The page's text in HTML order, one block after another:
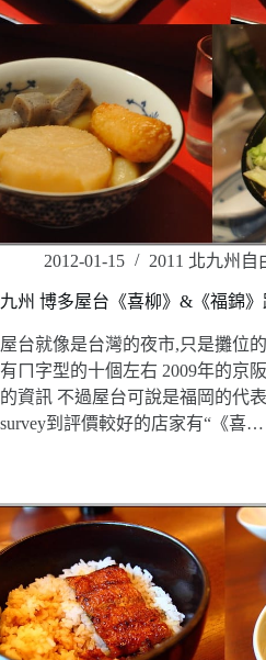
2012-01-15 2011 北九州自
九州 博多屋台《喜柳》&《福錦》
屋台就像是台灣的夜市,只是攤位
有ㄇ字型的十個左右 2009年的京
的資訊 不過屋台可說是福岡的代
survey到評價較好的店家有“《喜…